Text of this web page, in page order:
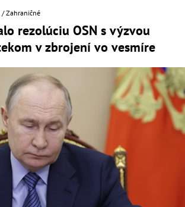
Zahraničné
rezolúciu OSN s výzvou
v zbrojení vo vesmíre